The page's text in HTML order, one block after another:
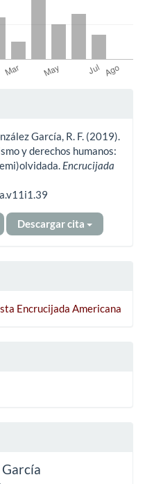
García, R. F. (2019).
y derechos humanos:
Encrucijada
Descargar cita
Encrucijada Americana